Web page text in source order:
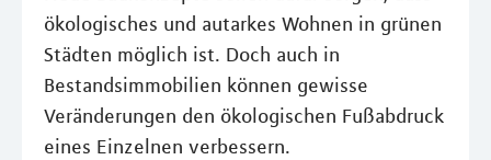
ökologisches und autarkes Wohnen in grünen
Städten möglich ist. Doch auch in
Bestandsimmobilien können gewisse
Veränderungen den ökologischen Fußabdruck
eines Einzelnen verbessern.